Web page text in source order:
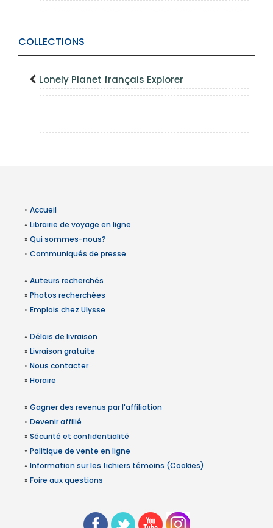
COLLECTIONS
Lonely Planet français Explorer
» Accueil
» Librairie de voyage en ligne
» Qui sommes-nous?
» Communiqués de presse
» Auteurs recherchés
» Photos recherchées
» Emplois chez Ulysse
» Délais de livraison
» Livraison gratuite
» Nous contacter
» Horaire
» Gagner des revenus par l'affiliation
» Devenir affilié
» Sécurité et confidentialité
» Politique de vente en ligne
» Information sur les fichiers témoins (Cookies)
» Foire aux questions